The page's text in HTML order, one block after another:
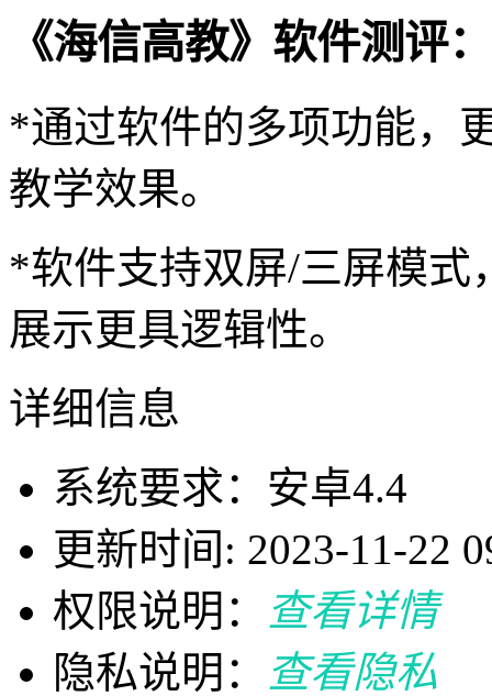
《海信高教》软件测评：
*通过软件的多项功能，
教学效果。
*软件支持双屏/三屏模式
展示更具逻辑性。
详细信息
系统要求：安卓4.4
更新时间: 2023-11-22
权限说明：
查看详情
隐私说明：
查看隐私